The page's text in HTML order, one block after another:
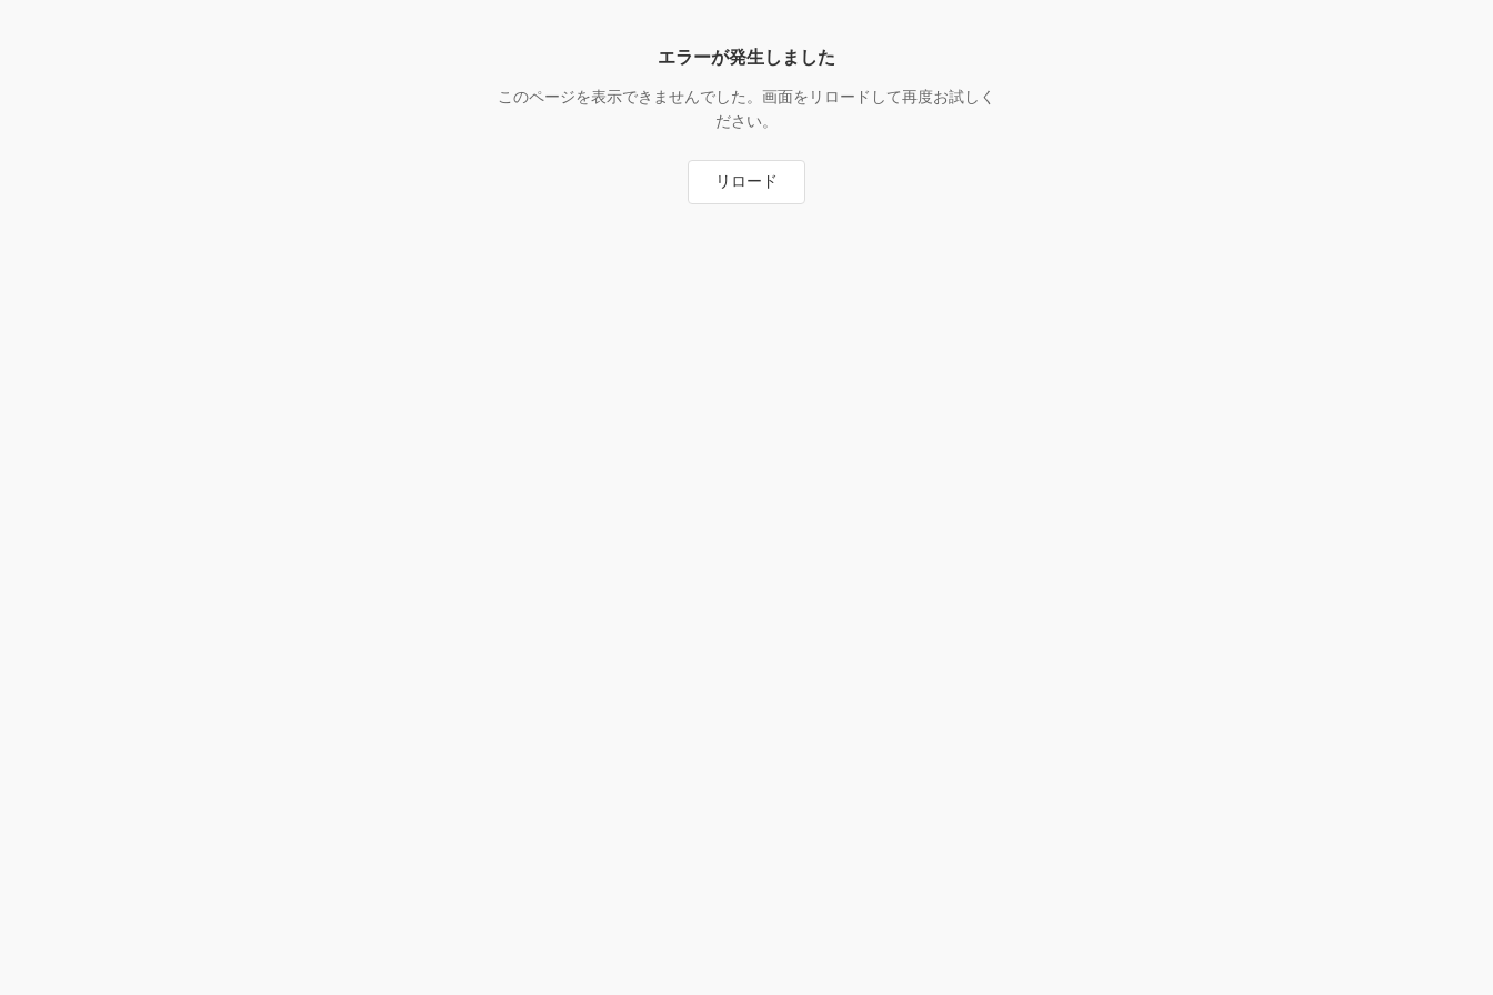
エラーが発生しました
このページを表示できませんでした。画面をリロードして再度お試しく
ださい。
リロード